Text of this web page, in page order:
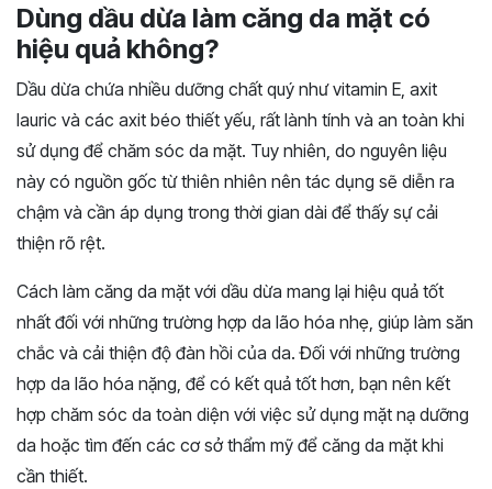
Dùng dầu dừa làm căng da mặt có
hiệu quả không?
Dầu dừa chứa nhiều dưỡng chất quý như vitamin E, axit
lauric và các axit béo thiết yếu, rất lành tính và an toàn khi
sử dụng để chăm sóc da mặt. Tuy nhiên, do nguyên liệu
này có nguồn gốc từ thiên nhiên nên tác dụng sẽ diễn ra
chậm và cần áp dụng trong thời gian dài để thấy sự cải
thiện rõ rệt.
Cách làm căng da mặt với dầu dừa mang lại hiệu quả tốt
nhất đối với những trường hợp da lão hóa nhẹ, giúp làm săn
chắc và cải thiện độ đàn hồi của da. Đối với những trường
hợp da lão hóa nặng, để có kết quả tốt hơn, bạn nên kết
hợp chăm sóc da toàn diện với việc sử dụng mặt nạ dưỡng
da hoặc tìm đến các cơ sở thẩm mỹ để căng da mặt khi
cần thiết.